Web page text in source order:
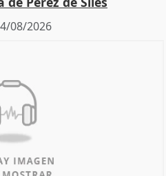
08/2026